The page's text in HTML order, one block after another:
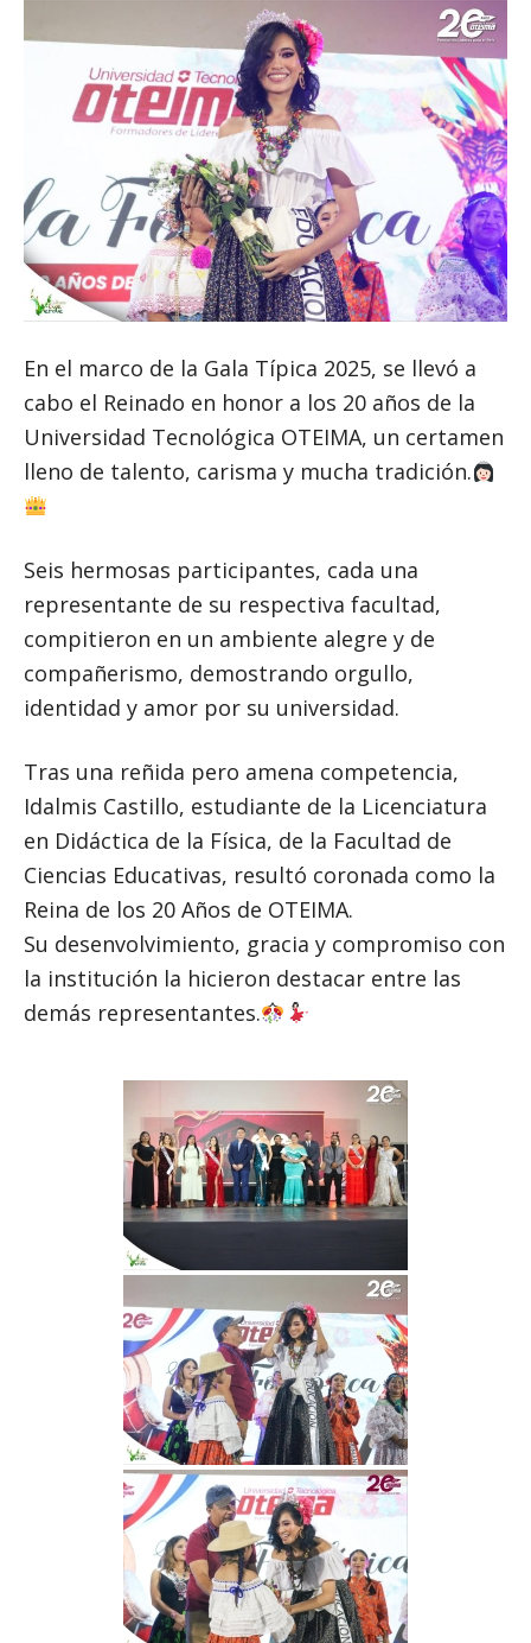
En el marco de la Gala Típica 2025, se llevó a
cabo el Reinado en honor a los 20 años de la
Universidad Tecnológica OTEIMA, un certamen
lleno de talento, carisma y mucha tradición.
Seis hermosas participantes, cada una
representante de su respectiva facultad,
compitieron en un ambiente alegre y de
compañerismo, demostrando orgullo,
identidad y amor por su universidad.
Tras una reñida pero amena competencia,
Idalmis Castillo, estudiante de la Licenciatura
en Didáctica de la Física, de la Facultad de
Ciencias Educativas, resultó coronada como la
Reina de los 20 Años de OTEIMA.
Su desenvolvimiento, gracia y compromiso con
la institución la hicieron destacar entre las
demás representantes.